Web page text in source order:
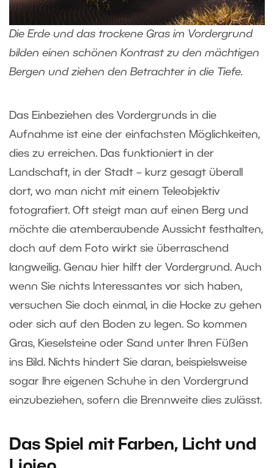
Die Erde und das trockene Gras im Vordergrund
bilden einen schönen Kontrast zu den mächtigen
Bergen und ziehen den Betrachter in die Tiefe.
Das Einbeziehen des Vordergrunds in die
Aufnahme ist eine der einfachsten Möglichkeiten,
dies zu erreichen. Das funktioniert in der
Landschaft, in der Stadt – kurz gesagt überall
dort, wo man nicht mit einem Teleobjektiv
fotografiert. Oft steigt man auf einen Berg und
möchte die atemberaubende Aussicht festhalten,
doch auf dem Foto wirkt sie überraschend
langweilig. Genau hier hilft der Vordergrund. Auch
wenn Sie nichts Interessantes vor sich haben,
versuchen Sie doch einmal, in die Hocke zu gehen
oder sich auf den Boden zu legen. So kommen
Gras, Kieselsteine oder Sand unter Ihren Füßen
ins Bild. Nichts hindert Sie daran, beispielsweise
sogar Ihre eigenen Schuhe in den Vordergrund
einzubeziehen, sofern die Brennweite dies zulässt.
Das Spiel mit Farben, Licht und